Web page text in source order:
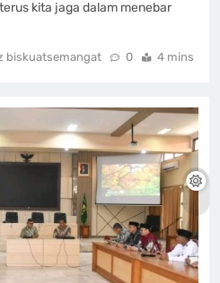
kita jaga dalam menebar
biskuatsemangat 0 4 mins